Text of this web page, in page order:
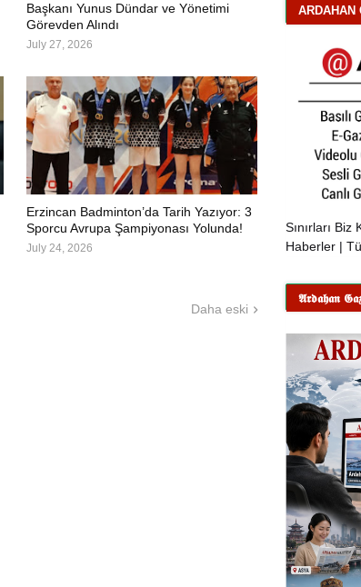
Başkanı Yunus Dündar ve Yönetimi
Görevden Alındı
July 27, 2026
Erzincan Badminton’da Tarih Yazıyor: 3
Sporcu Avrupa Şampiyonası Yolunda!
July 24, 2026
Daha eski
ARDAHAN
Sınırları Biz
Haberler |
𝕬𝖗𝖉𝖆𝖍𝖆𝖓